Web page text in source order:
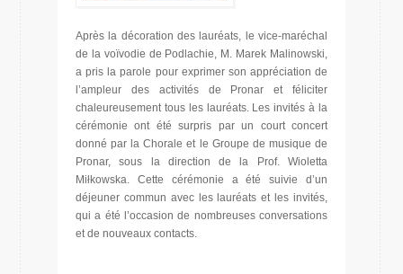
Après la décoration des lauréats, le vice-maréchal
de la voïvodie de Podlachie, M. Marek Malinowski,
a pris la parole pour exprimer son appréciation de
l’ampleur des activités de Pronar et féliciter
chaleureusement tous les lauréats. Les invités à la
cérémonie ont été surpris par un court concert
donné par la Chorale et le Groupe de musique de
Pronar, sous la direction de la Prof. Wioletta
Miłkowska. Cette cérémonie a été suivie d’un
déjeuner commun avec les lauréats et les invités,
qui a été l’occasion de nombreuses conversations
et de nouveaux contacts.